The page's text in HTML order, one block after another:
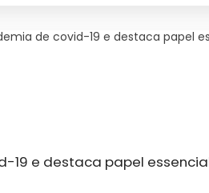
de covid-19 e destaca papel
e destaca papel